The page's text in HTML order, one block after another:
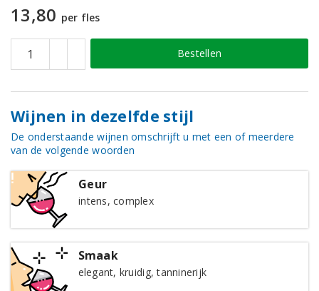
13,80 per fles
Bestellen
Wijnen in dezelfde stijl
De onderstaande wijnen omschrijft u met een of meerdere
van de volgende woorden
Geur
intens, complex
Smaak
elegant, kruidig, tanninerijk